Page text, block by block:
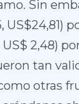
Sin
US$24,81)
US$ 2,48)
tan
otras